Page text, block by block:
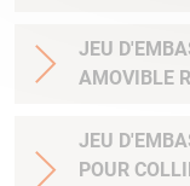
JEU D'EMBASE OPTILOCK QR TIKKA
AMOVIBLE
JEU D'EMBASE BRONZE SHORT NEW